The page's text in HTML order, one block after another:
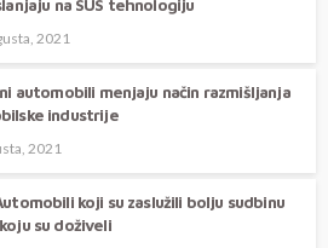
na SUS tehnologiju
2021
automobili menjaju način razmišljanja
industrije
2021
koji su zaslužili bolju sudbinu
su doživeli